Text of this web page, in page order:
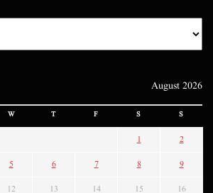
August 2026
W T F S S
1 2
5 6 7 8 9
12 13 14 15 16